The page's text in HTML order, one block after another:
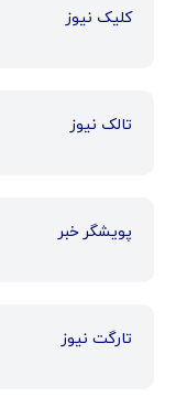
کلیک نیوز
تالک نیوز
پویشگر خبر
تارگت نیوز